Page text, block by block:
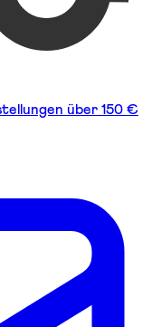
über 150 €